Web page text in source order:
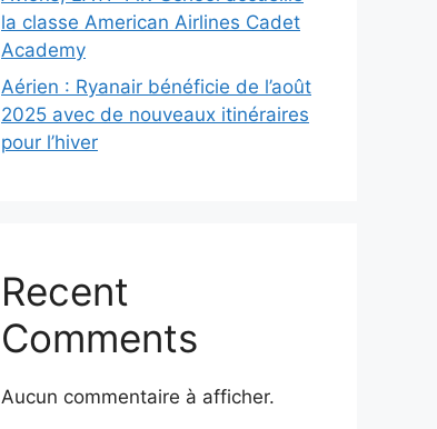
la classe American Airlines Cadet
Academy
Aérien : Ryanair bénéficie de l’août
2025 avec de nouveaux itinéraires
pour l’hiver
Recent
Comments
Aucun commentaire à afficher.